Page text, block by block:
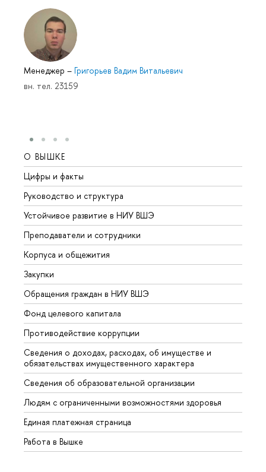
Менеджер – Григорьев Вадим Витальевич
вн. тел. 23159
О ВЫШКЕ
Цифры и факты
Руководство и структура
Устойчивое развитие в НИУ ВШЭ
Преподаватели и сотрудники
Корпуса и общежития
Закупки
Обращения граждан в НИУ ВШЭ
Фонд целевого капитала
Противодействие коррупции
Сведения о доходах, расходах, об имуществе и
обязательствах имущественного характера
Сведения об образовательной организации
Людям с ограниченными возможностями здоровья
Единая платежная страница
Работа в Вышке